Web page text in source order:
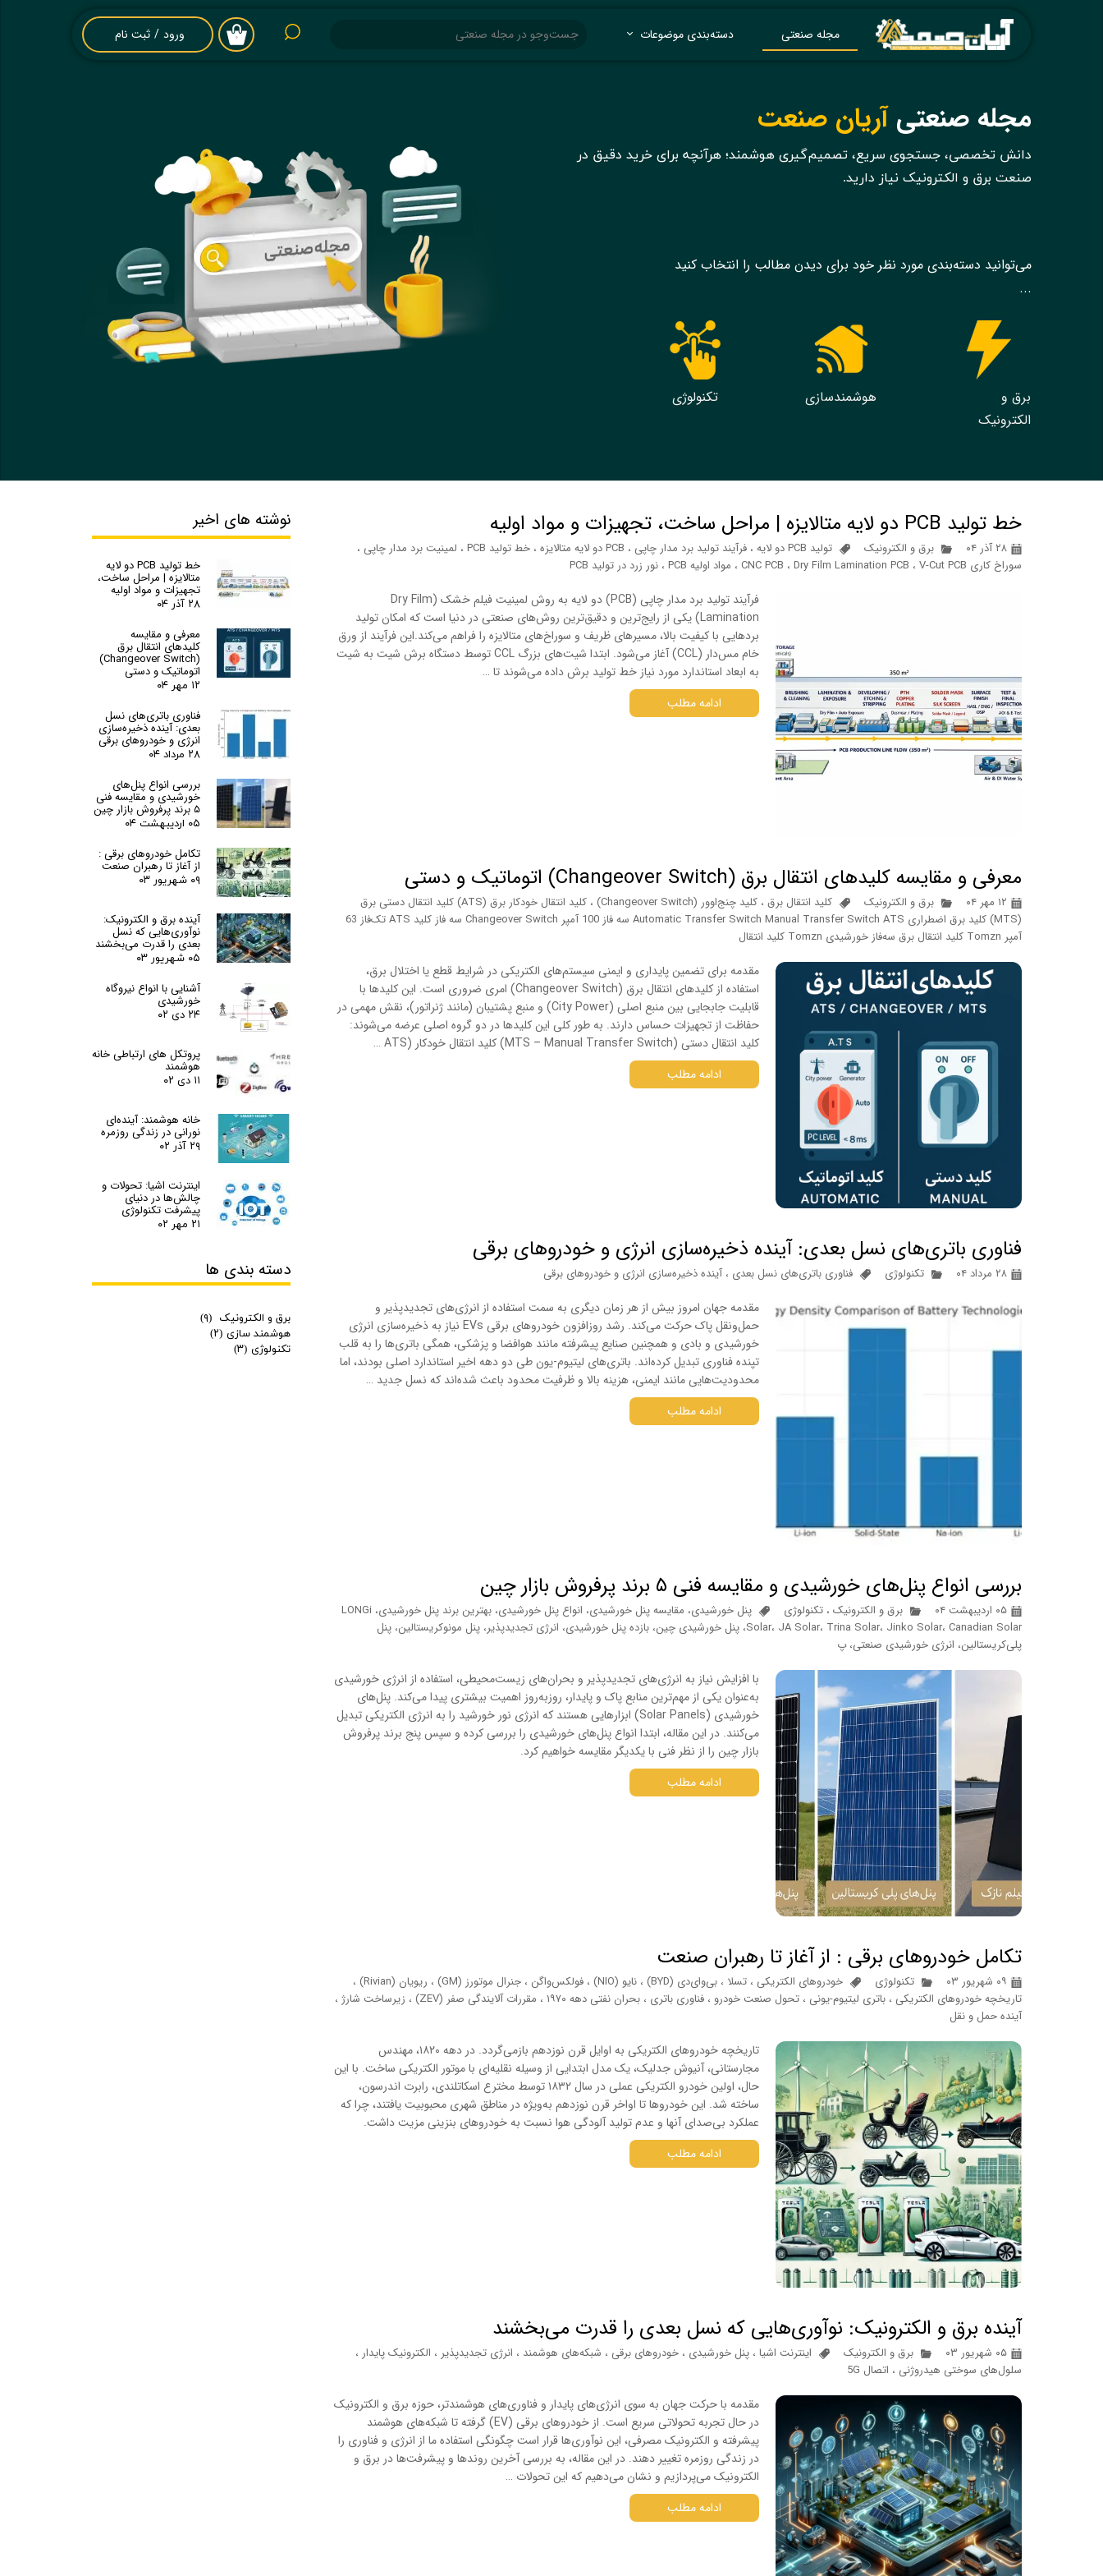
۰ ورود / ثبت نام
خروج از حساب
کاربری
مجله صنعتی دسته‌بندی موضوعات
مجله صنعتیآریان صنعت
دانش تخصصی، جستجوی سریع، تصمیم‌گیری هوشمند؛ هرآنچه برای خرید دقیق در
صنعت برق و الکترونیک نیاز دارید.​​​​​​​
می‌توانید دسته‌بندی مورد نظر خود برای دیدن مطالب را انتخاب کنید
...
برق و
الکترونیک
هوشمندسازی تکنولوژی
خط تولید PCB دو لایه متالایزه | مراحل ساخت، تجهیزات و مواد اولیه
۲۸ آذر ۰۴ برق و الکترونیک تولید PCB دو لایه ، فرآیند تولید برد مدار چاپی ، PCB دو لایه متالایزه ، خط تولید PCB ، لمینیت برد مدار چاپی ،
سوراخ کاری CNC PCB
، Dry Film Lamination PCB ، V-Cut PCB ، مواد اولیه PCB ، نور زرد در تولید PCB
فرآیند تولید برد مدار چاپی (PCB) دو لایه به روش لمینیت فیلم خشک (Dry Film
Lamination) یکی از رایج‌ترین و دقیق‌ترین روش‌های صنعتی در دنیا است که امکان تولید
بردهایی با کیفیت بالا، مسیرهای ظریف و سوراخ‌های متالایزه را فراهم می‌کند.این فرآیند از ورق
خام مس‌دار (CCL) آغاز می‌شود. ابتدا شیت‌های بزرگ CCL توسط دستگاه برش شیت به شیت
به ابعاد استاندارد مورد نیاز خط تولید برش داده می‌شوند تا …
ادامه مطلب
معرفی و مقایسه کلیدهای انتقال برق (Changeover Switch) اتوماتیک و دستی
۱۲ مهر ۰۴ برق و الکترونیک کلید انتقال برق ، کلید چنج‌اوور (Changeover Switch) ،
کلید انتقال خودکار برق (ATS) کلید انتقال دستی برق
(MTS) کلید برق اضطراری Automatic Transfer Switch Manual Transfer Switch ATS سه فاز 100 آمپر Changeover Switch سه فاز کلید ATS تک‌فاز 63
آمپر Tomzn کلید انتقال برق سه‌فاز خورشیدی Tomzn کلید انتقال
مقدمه برای تضمین پایداری و ایمنی سیستم‌های الکتریکی در شرایط قطع یا اختلال برق،
استفاده از کلیدهای انتقال برق (Changeover Switch) امری ضروری است. این کلیدها با
قابلیت جابجایی بین منبع اصلی (City Power) و منبع پشتیبان (مانند ژنراتور)، نقش مهمی در
حفاظت از تجهیزات حساس دارند. به طور کلی این کلیدها در دو گروه اصلی عرضه می‌شوند:
کلید انتقال دستی (MTS – Manual Transfer Switch) کلید انتقال خودکار (ATS …
ادامه مطلب
فناوری باتری‌های نسل بعدی: آینده ذخیره‌سازی انرژی و خودروهای برقی
۲۸ مرداد ۰۴ تکنولوژی فناوری باتری‌های نسل بعدی ، آینده ذخیره‌سازی انرژی و خودروهای برقی
مقدمه جهان امروز بیش از هر زمان دیگری به سمت استفاده از انرژی‌های تجدیدپذیر و
حمل‌ونقل پاک حرکت می‌کند. رشد روزافزون خودروهای برقی EVs نیاز به ذخیره‌سازی انرژی
خورشیدی و بادی و همچنین صنایع پیشرفته مانند هوافضا و پزشکی، همگی باتری‌ها را به قلب
تپنده فناوری تبدیل کرده‌اند. باتری‌های لیتیوم-یون طی دو دهه اخیر استاندارد اصلی بودند، اما
محدودیت‌هایی مانند ایمنی، هزینه بالا و ظرفیت محدود باعث شده‌اند که نسل جدید …
ادامه مطلب
بررسی انواع پنل‌های خورشیدی و مقایسه فنی ۵ برند پرفروش بازار چین
۰۵ اردیبهشت ۰۴ برق و الکترونیک ، تکنولوژی
پنل خورشیدی، مقایسه پنل خورشیدی، انواع پنل خورشیدی، بهترین برند پنل خورشیدی، LONGi
Solar، JA Solar، Trina Solar، Jinko Solar، Canadian Solar، پنل خورشیدی چین، بازده پنل خورشیدی، انرژی تجدیدپذیر، پنل مونوکریستالین، پنل
پلی‌کریستالین، انرژی خورشیدی صنعتی، پ
با افزایش نیاز به انرژی‌های تجدیدپذیر و بحران‌های زیست‌محیطی، استفاده از انرژی خورشیدی
به‌عنوان یکی از مهم‌ترین منابع پاک و پایدار، روز‌به‌روز اهمیت بیشتری پیدا می‌کند. پنل‌های
خورشیدی (Solar Panels) ابزارهایی هستند که انرژی نور خورشید را به انرژی الکتریکی تبدیل
می‌کنند. در این مقاله، ابتدا انواع پنل‌های خورشیدی را بررسی کرده و سپس پنج برند پرفروش
بازار چین را از نظر فنی با یکدیگر مقایسه خواهیم کرد.
ادامه مطلب
تکامل خودروهای برقی : از آغاز تا رهبران صنعت
۰۹ شهریور ۰۳ تکنولوژی خودروهای الکتریکی ، تسلا ، بی‌وای‌دی (BYD) ، نایو (NIO) ، فولکس‌واگن ، جنرال موتورز (GM) ، ریویان (Rivian)
،
تاریخچه خودروهای الکتریکی ، باتری لیتیوم-یونی ، تحول صنعت خودرو ، فناوری باتری ، بحران نفتی دهه ۱۹۷۰ ، مقررات آلایندگی صفر (ZEV) ، زیرساخت شارژ ،
آینده حمل و نقل
تاریخچه خودروهای الکتریکی به اوایل قرن نوزدهم بازمی‌گردد. در دهه ۱۸۲۰، مهندس
مجارستانی، آنیوش جدلیک، یک مدل ابتدایی از وسیله نقلیه‌ای با موتور الکتریکی ساخت. با این
حال، اولین خودرو الکتریکی عملی در سال ۱۸۳۲ توسط مخترع اسکاتلندی، رابرت اندرسون،
ساخته شد. این خودروها تا اواخر قرن نوزدهم به‌ویژه در مناطق شهری محبوبیت یافتند، چرا که
عملکرد بی‌صدای آنها و عدم تولید آلودگی هوا نسبت به خودروهای بنزینی مزیت داشت.
ادامه مطلب
آینده برق و الکترونیک: نوآوری‌هایی که نسل بعدی را قدرت می‌بخشند
۰۵ شهریور ۰۳ برق و الکترونیک اینترنت اشیا ، پنل خورشیدی ، خودروهای برقی ، شبکه‌های هوشمند ، انرژی تجدیدپذیر ، الکترونیک پایدار ،
سلول‌های سوختی هیدروژنی ، اتصال 5G
مقدمه با حرکت جهان به سوی انرژی‌های پایدار و فناوری‌های هوشمندتر، حوزه برق و الکترونیک
در حال تجربه تحولاتی سریع است. از خودروهای برقی (EV) گرفته تا شبکه‌های هوشمند
پیشرفته و الکترونیک مصرفی، این نوآوری‌ها قرار است چگونگی استفاده ما از انرژی و فناوری را
در زندگی روزمره تغییر دهند. در این مقاله، به بررسی آخرین روندها و پیشرفت‌ها در برق و
الکترونیک می‌پردازیم و نشان می‌دهیم که این تحولات …
ادامه مطلب
نوشته های اخیر
خط تولید PCB دو لایه
متالایزه | مراحل ساخت،
تجهیزات و مواد اولیه
۲۸ آذر ۰۴
معرفی و مقایسه
کلیدهای انتقال برق
(Changeover Switch)
اتوماتیک و دستی
۱۲ مهر ۰۴
فناوری باتری‌های نسل
بعدی: آینده ذخیره‌سازی
انرژی و خودروهای برقی
۲۸ مرداد ۰۴
بررسی انواع پنل‌های
خورشیدی و مقایسه فنی
۵ برند پرفروش بازار چین
۰۵ اردیبهشت ۰۴
تکامل خودروهای برقی :
از آغاز تا رهبران صنعت
۰۹ شهریور ۰۳
آینده برق و الکترونیک:
نوآوری‌هایی که نسل
بعدی را قدرت می‌بخشند
۰۵ شهریور ۰۳
آشنایی با انواع نیروگاه
خورشیدی
۲۴ دی ۰۲
پروتکل های ارتباطی خانه
هوشمند
۱۱ دی ۰۲
خانه هوشمند: آینده‌ای
نورانی در زندگی روزمره
۲۹ آذر ۰۲
اینترنت اشیا: تحولات و
چالش‌ها در دنیای
پیشرفت تکنولوژی
۲۱ مهر ۰۲
دسته بندی ها​​​​​​​
برق و الکترونیک (۹)
هوشمند سازی (۲)
تکنولوژی (۳)